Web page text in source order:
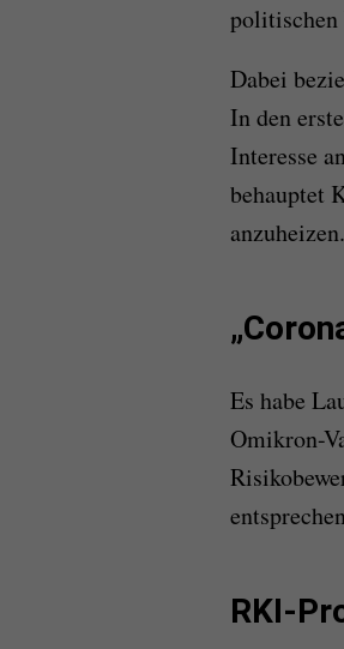
politischen
Dabei
In den
Interesse
behauptet
anzuheizen.
Es habe
Omikron-
RKI-